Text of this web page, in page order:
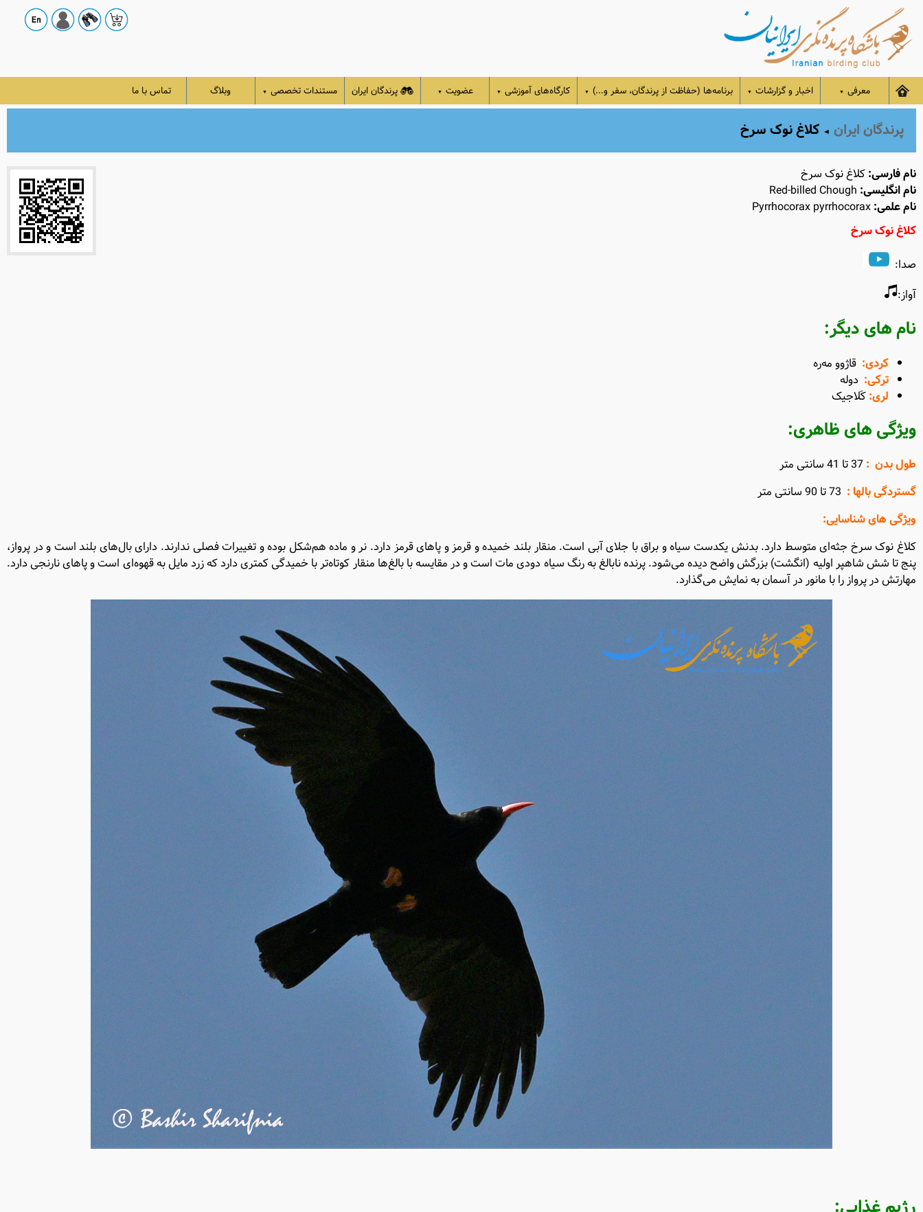
معرفی ▼ اخبار و گزارشات ▼ برنامه‌ها (حفاظت از پرندگان، سفر و...) ▼ کارگاه‌های آموزشی ▼ عضویت ▼ پرندگان ایران مستندات تخصصی ▼ وبلاگ تماس با ما
پرندگان ایران ◄ کلاغ نوک ‌سرخ
نام فارسی:کلاغ نوک ‌سرخ
نام انگلیسی:
نام علمی:
کلاغ نوک سرخ
صدا:
آواز:
نام های دیگر:
کردی: قاژوو مه‌ره
ترکی: دوله
لری:کَلاجیک
ویژگی های ظاهری:
طول بدن :37 تا 41 سانتی متر
گستردگی بالها :
ویژگی های شناسایی:
کلاغ نوک سرخ جثه‌ای متوسط دارد. بدنش یکدست سیاه و براق با جلای آبی است. منقار بلند خمیده و قرمز و پاهای قرمز دارد. نر و ماده هم‌شکل بوده و تغییرات فصلی ندارند. دارای بال‌های بلند است و در پرواز،
پنج تا شش شاهپر اولیه (انگشت) بزرگش واضح دیده می‌شود. پرنده نابالغ به رنگ سیاه دودی مات است و در مقایسه با بالغ‌ها منقار کوتاه‌تر با خمیدگی کمتری دارد که زرد مایل به قهوه‌ای است و پاهای نارنجی دارد.
مهارتش در پرواز را با مانور در آسمان به نمایش می‌گذارد.